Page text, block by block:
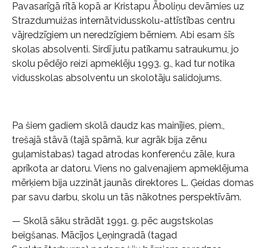
Pavasarīgā rītā kopā ar Kristapu Āboliņu devāmies uz
Strazdumuižas internātvidusskolu-attīstības centru
vājredzīgiem un neredzīgiem bērniem. Abi esam šīs
skolas absolventi. Sirdī jutu patīkamu satraukumu, jo
skolu pēdējo reizi apmeklēju 1993. g., kad tur notika
vidusskolas absolventu un skolotāju salidojums.
Pa šiem gadiem skolā daudz kas mainījies, piem.,
trešajā stāvā (tajā spārnā, kur agrāk bija zēnu
guļamistabas) tagad atrodas konferenču zāle, kura
aprīkota ar datoru. Viens no galvenajiem apmeklējuma
mērķiem bija uzzināt jaunās direktores L. Ģeidas domas
par savu darbu, skolu un tās nākotnes perspektīvām.
— Skolā sāku strādāt 1991. g. pēc augstskolas
beigšanas. Mācījos Ļeņingradā (tagad